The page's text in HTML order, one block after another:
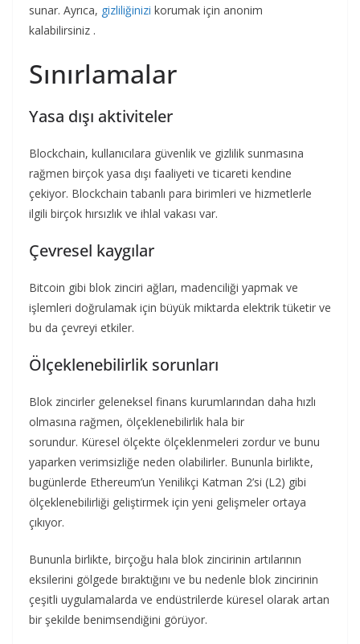
sunar. Ayrıca, gizliliğinizi korumak için anonim
kalabilirsiniz .
Sınırlamalar
Yasa dışı aktiviteler
Blockchain, kullanıcılara güvenlik ve gizlilik sunmasına
rağmen birçok yasa dışı faaliyeti ve ticareti kendine
çekiyor. Blockchain tabanlı para birimleri ve hizmetlerle
ilgili birçok hırsızlık ve ihlal vakası var.
Çevresel kaygılar
Bitcoin gibi blok zinciri ağları, madenciliği yapmak ve
işlemleri doğrulamak için büyük miktarda elektrik tüketir ve
bu da çevreyi etkiler.
Ölçeklenebilirlik sorunları
Blok zincirler geleneksel finans kurumlarından daha hızlı
olmasına rağmen, ölçeklenebilirlik hala bir
sorundur. Küresel ölçekte ölçeklenmeleri zordur ve bunu
yaparken verimsizliğe neden olabilirler. Bununla birlikte,
bugünlerde Ethereum’un Yenilikçi Katman 2’si (L2) gibi
ölçeklenebilirliği geliştirmek için yeni gelişmeler ortaya
çıkıyor.
Bununla birlikte, birçoğu hala blok zincirinin artılarının
eksilerini gölgede bıraktığını ve bu nedenle blok zincirinin
çeşitli uygulamalarda ve endüstrilerde küresel olarak artan
bir şekilde benimsendiğini görüyor.